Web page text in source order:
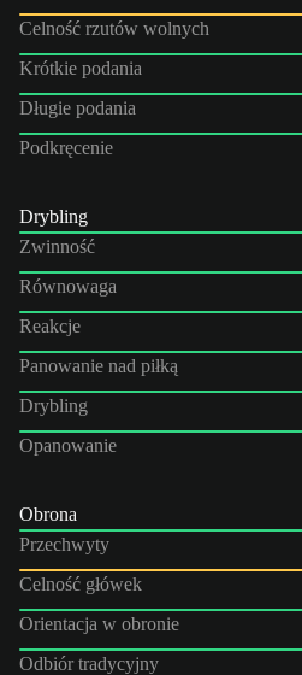
Celność rzutów wolnych
Krótkie podania
Długie podania
Podkręcenie
Drybling
Zwinność
Równowaga
Reakcje
Panowanie nad piłką
Drybling
Opanowanie
Obrona
Przechwyty
Celność główek
Orientacja w obronie
Odbiór tradycyjny